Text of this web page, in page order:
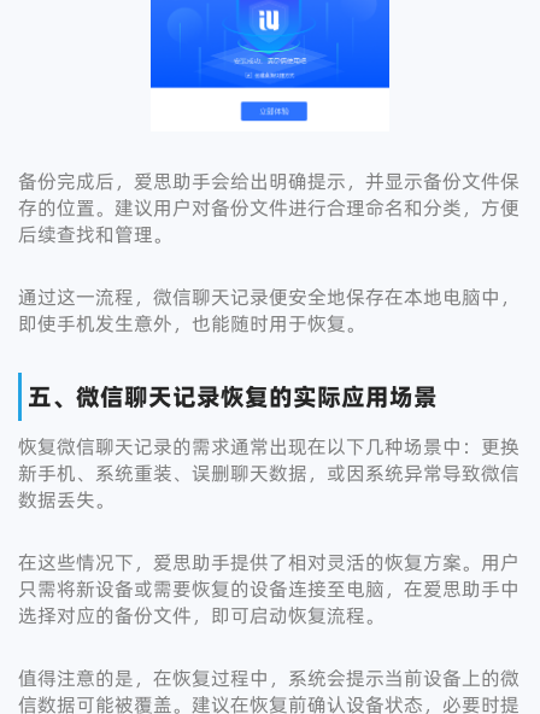
备份完成后，爱思助手会给出明确提示，并显示备份文件保
存的位置。建议用户对备份文件进行合理命名和分类，方便
后续查找和管理。
通过这一流程，微信聊天记录便安全地保存在本地电脑中，
即使手机发生意外，也能随时用于恢复。
五、微信聊天记录恢复的实际应用场景
恢复微信聊天记录的需求通常出现在以下几种场景中：更换
新手机、系统重装、误删聊天数据，或因系统异常导致微信
数据丢失。
在这些情况下，爱思助手提供了相对灵活的恢复方案。用户
只需将新设备或需要恢复的设备连接至电脑，在爱思助手中
选择对应的备份文件，即可启动恢复流程。
值得注意的是，在恢复过程中，系统会提示当前设备上的微
信数据可能被覆盖。建议在恢复前确认设备状态，必要时提